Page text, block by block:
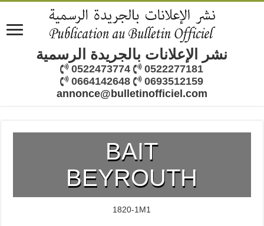
نشر الإعلانات بالجريدة الرسمية
0522473774
0522277181
0664142648
0693512159
annonce@bulletinofficiel.com
BAIT
BEYROUTH
1820-1M1